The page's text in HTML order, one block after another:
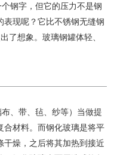
钢字，但它的压力不是钢
表现呢？它比不锈钢无缝钢
象。玻璃钢罐体轻、
、带、毡、纱等）当做提
合材料。而钢化玻璃是将平
干燥，之后将其加热到接近